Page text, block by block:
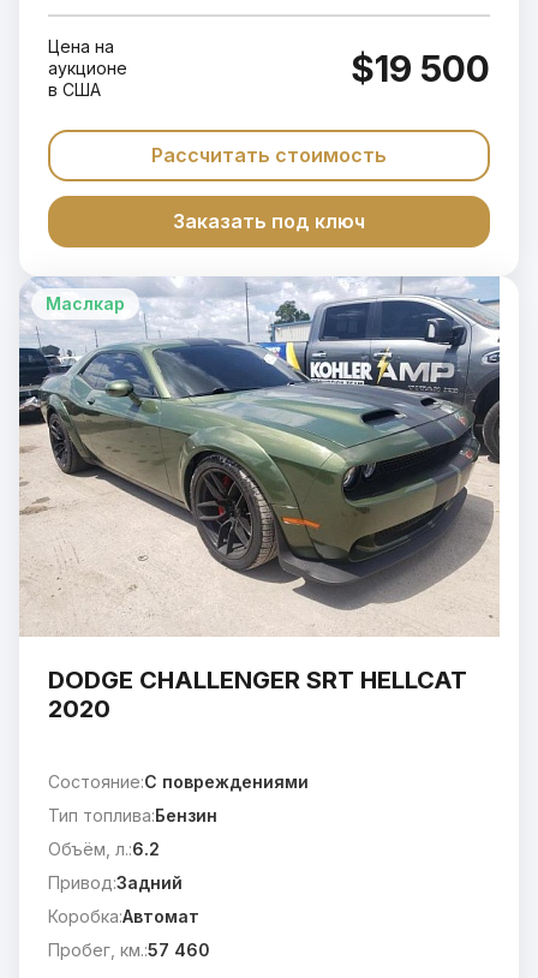
Цена на
аукционе
в США
$19 500
Рассчитать стоимость
Заказать под ключ
Маслкар
DODGE CHALLENGER SRT HELLCAT
2020
Состояние:C повреждениями
Тип топлива:Бензин
Объём, л.:6.2
Привод:Задний
Коробка:Автомат
Пробег, км.:57 460